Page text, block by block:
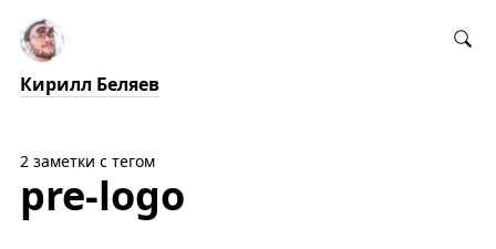
Кирилл Беляев
2 заметки с тегом
pre-logo